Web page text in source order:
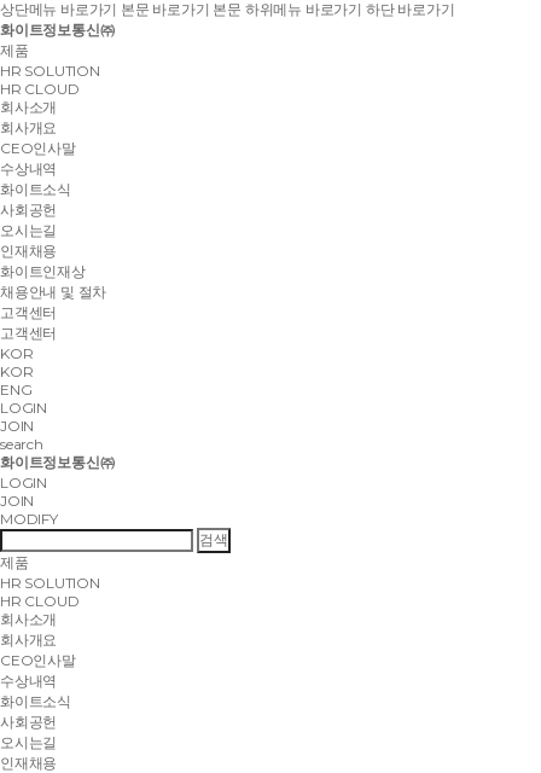
상단메뉴 바로가기 본문 바로가기 본문 하위메뉴 바로가기 하단 바로가기
화이트정보통신㈜
제품
HR SOLUTION
HR CLOUD
회사소개
회사개요
CEO인사말
수상내역
화이트소식
사회공헌
오시는길
인재채용
화이트인재상
채용안내 및 절차
고객센터
고객센터
KOR
KOR
ENG
LOGIN
JOIN
search
화이트정보통신㈜
LOGIN
JOIN
MODIFY
제품
HR SOLUTION
HR CLOUD
회사소개
회사개요
CEO인사말
수상내역
화이트소식
사회공헌
오시는길
인재채용